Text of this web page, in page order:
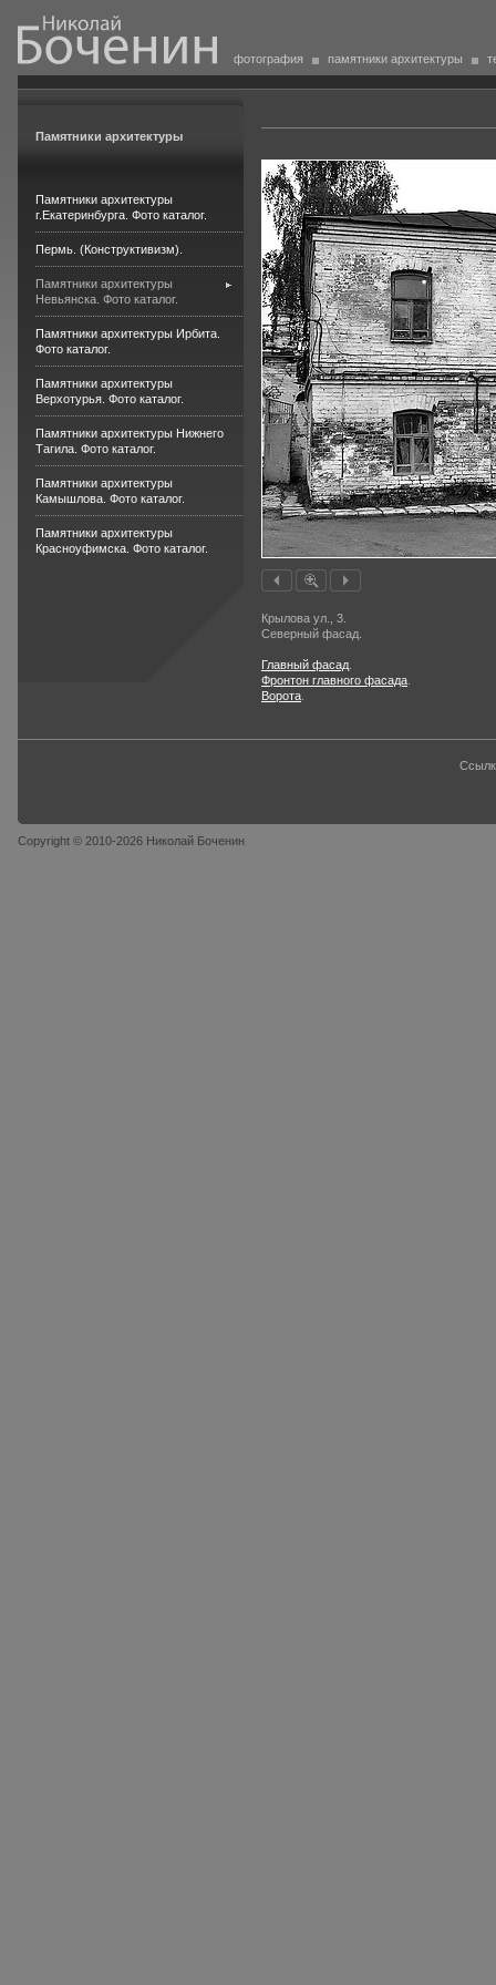
фотография памятники архитектуры
Памятники архитектуры
Памятники архитектуры
г.Екатеринбурга. Фото каталог.
Пермь. (Конструктивизм).
Памятники архитектуры
Невьянска. Фото каталог.
Памятники архитектуры Ирбита.
Фото каталог.
Памятники архитектуры
Верхотурья. Фото каталог.
Памятники архитектуры Нижнего
Тагила. Фото каталог.
Памятники архитектуры
Камышлова. Фото каталог.
Памятники архитектуры
Красноуфимска. Фото каталог.
Крылова ул., 3.
Северный фасад.
Главный фасад
Фронтон главного фасада
Ворота
Copyright © 2010-2026 Николай Боченин